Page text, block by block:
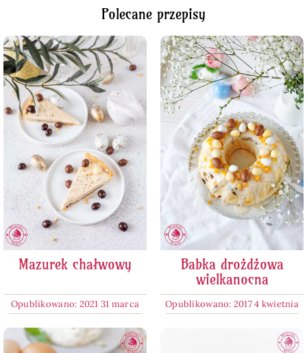
Polecane przepisy
Mazurek chałwowy
Opublikowano: 2021 31 marca
Babka drożdżowa
wielkanocna
Opublikowano: 2017 4 kwietnia